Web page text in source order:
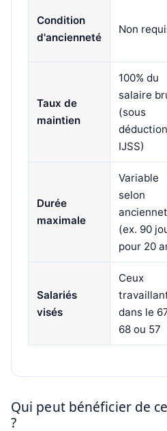
Condition
d'ancienneté
Non
Taux de
maintien
100% du
salaire
(sous
déduction
IJSS)
Durée
maximale
Variable
selon
(ex. 90
pour 20
Salariés
visés
Ceux
dans le
68 ou 57
Qui peut bénéficier de
?